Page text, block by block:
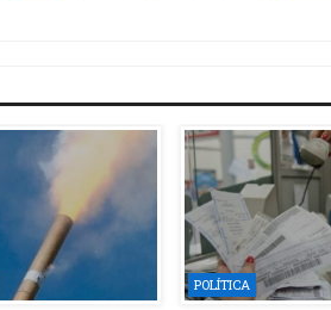
POLÍTICA